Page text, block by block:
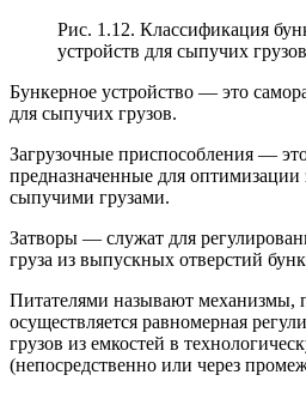
Рис. 1.12. Классификация
устройств для сыпучих грузов
Бункерное устройство — это
для сыпучих грузов.
Загрузочные приспособления —
предназначенные для оптимизации
сыпучими грузами.
Затворы — служат для
груза из выпускных отверстий
Питателями называют механизмы,
осуществляется равномерная
грузов из емкостей в
(непосредственно или через